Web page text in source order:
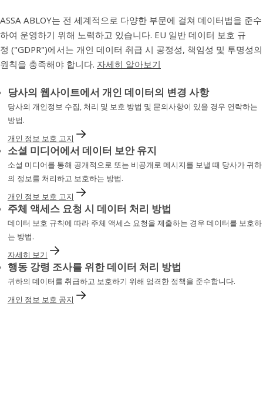
ASSA ABLOY는 전 세계적으로 다양한 부문에 걸쳐 데이터법을 준수
하여 운영하기 위해 노력하고 있습니다. EU 일반 데이터 보호 규
정 ("GDPR")에서는 개인 데이터 취급 시 공정성, 책임성 및 투명성의
원칙을 충족해야 합니다. 자세히 알아보기
당사의 웹사이트에서 개인 데이터의 변경 사항
당사의 개인정보 수집, 처리 및 보호 방법 및 문의사항이 있을 경우 연락하는
방법.
개인 정보 보호 고지
소셜 미디어에서 데이터 보안 유지
소셜 미디어를 통해 공개적으로 또는 비공개로 메시지를 보낼 때 당사가 귀하
의 정보를 처리하고 보호하는 방법.
개인 정보 보호 고지
주체 액세스 요청 시 데이터 처리 방법
데이터 보호 규칙에 따라 주체 액세스 요청을 제출하는 경우 데이터를 보호하
는 방법.
자세히 보기
행동 강령 조사를 위한 데이터 처리 방법
귀하의 데이터를 취급하고 보호하기 위해 엄격한 정책을 준수합니다.
개인 정보 보호 공지